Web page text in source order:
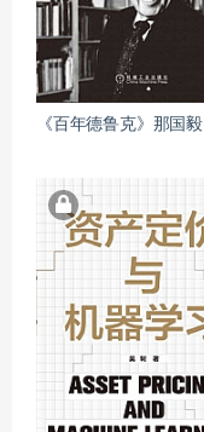
《百年德鲁克》那国毅